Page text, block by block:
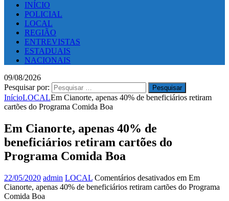
INÍCIO
POLICIAL
LOCAL
REGIÃO
ENTREVISTAS
ESTADUAIS
NACIONAIS
09/08/2026
Pesquisar por:
InícioLOCALEm Cianorte, apenas 40% de beneficiários retiram
cartões do Programa Comida Boa
Em Cianorte, apenas 40% de
beneficiários retiram cartões do
Programa Comida Boa
22/05/2020 admin LOCAL Comentários desativados em Em
Cianorte, apenas 40% de beneficiários retiram cartões do Programa
Comida Boa